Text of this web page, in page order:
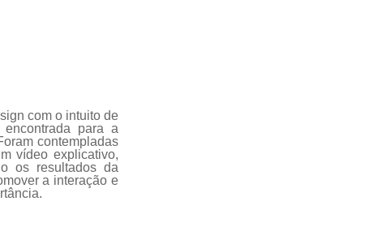
com o intuito de
para a
contempladas
vídeo explicativo,
os resultados da
a interação e